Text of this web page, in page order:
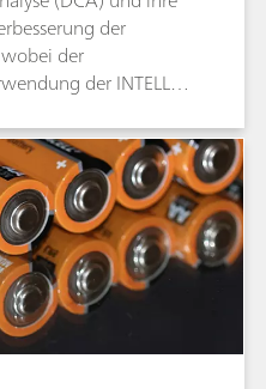
der
der
der INTELLO-